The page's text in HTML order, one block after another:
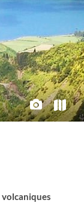
volcaniques